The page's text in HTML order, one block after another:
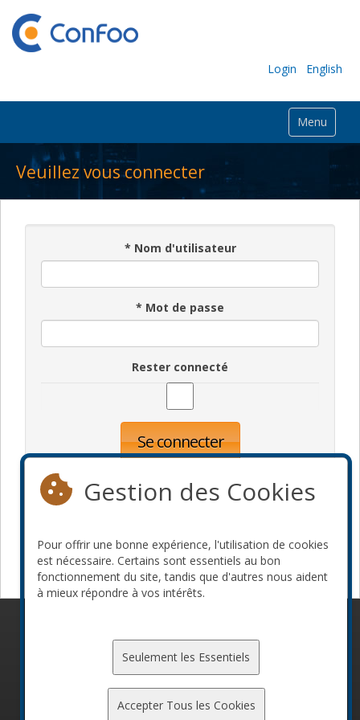
Login English
Menu
Veuillez vous connecter
* Nom d'utilisateur
* Mot de passe
Rester connecté
Se connecter
Devenir commanditaire
Gestion des Cookies
Pour offrir une bonne expérience, l'utilisation de cookies
est nécessaire. Certains sont essentiels au bon
fonctionnement du site, tandis que d'autres nous aident
à mieux répondre à vos intérêts.
Seulement les Essentiels
Accepter Tous les Cookies